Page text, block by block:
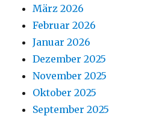
März 2026
Februar 2026
Januar 2026
Dezember 2025
November 2025
Oktober 2025
September 2025